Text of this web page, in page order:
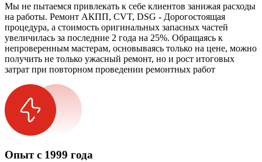
Мы не пытаемся привлекать к себе клиентов занижая расходы
на работы. Ремонт АКПП, CVT, DSG - Дорогостоящая
процедура, а стоимость оригинальных запасных частей
увеличилась за последние 2 года на 25%. Обращаясь к
непроверенным мастерам, основываясь только на цене, можно
получить не только ужасный ремонт, но и рост итоговых
затрат при повторном проведении ремонтных работ
Опыт с 1999 года